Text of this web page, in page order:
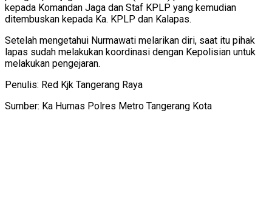
kepada Komandan Jaga dan Staf KPLP yang kemudian
ditembuskan kepada Ka. KPLP dan Kalapas.
Setelah mengetahui Nurmawati melarikan diri, saat itu pihak
lapas sudah melakukan koordinasi dengan Kepolisian untuk
melakukan pengejaran.
Penulis: Red Kjk Tangerang Raya
Sumber: Ka Humas Polres Metro Tangerang Kota